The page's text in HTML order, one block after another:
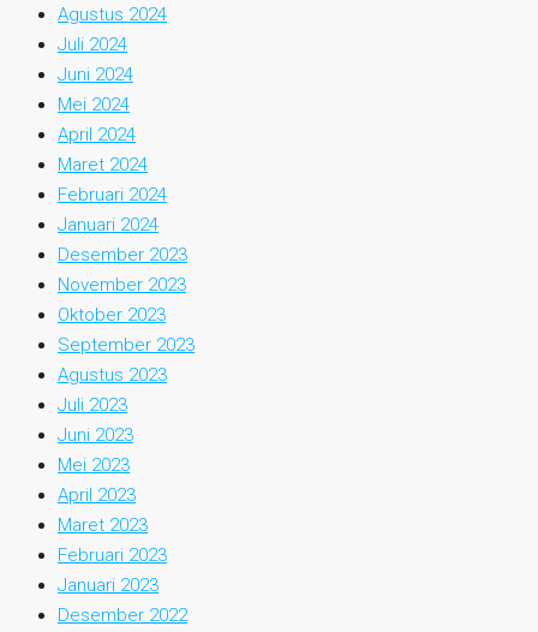
Agustus 2024
Juli 2024
Juni 2024
Mei 2024
April 2024
Maret 2024
Februari 2024
Januari 2024
Desember 2023
November 2023
Oktober 2023
September 2023
Agustus 2023
Juli 2023
Juni 2023
Mei 2023
April 2023
Maret 2023
Februari 2023
Januari 2023
Desember 2022